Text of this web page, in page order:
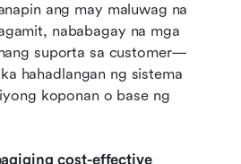
ang may maluwag na
nababagay na mga
suporta sa customer—
hahadlangan ng sistema
koponan o base ng
cost-effective